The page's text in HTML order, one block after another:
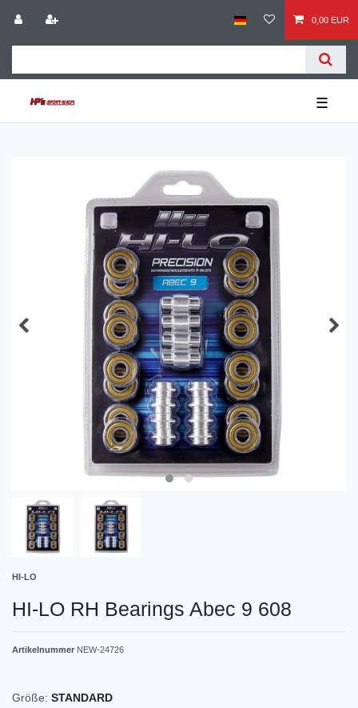
0,00 EUR
☰
HI-LO
HI-LO RH Bearings Abec 9 608
Artikelnummer NEW-24726
Größe: STANDARD